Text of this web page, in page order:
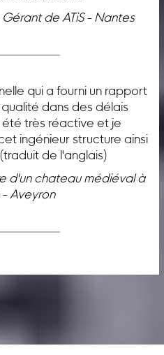
de ATiS - Nantes
qui a fourni un rapport
dans des délais
été très réactive et je
ingénieur structure ainsi
de l'anglais)
d'un chateau médiéval à
Aveyron